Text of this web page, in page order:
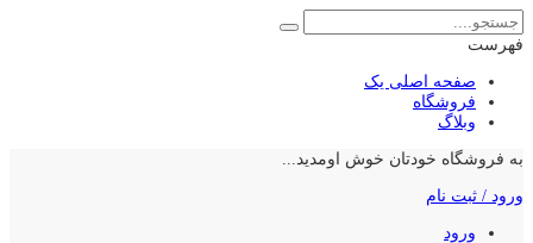
فهرست
صفحه اصلی یک
فروشگاه
وبلاگ
به فروشگاه خودتان خوش اومدید...
ورود / ثبت نام
ورود